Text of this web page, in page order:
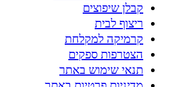
קבלן שיפוצים
ריצוף לבית
קרמיקה למקלחת
הצטרפות ספקים
תנאי שימוש באתר